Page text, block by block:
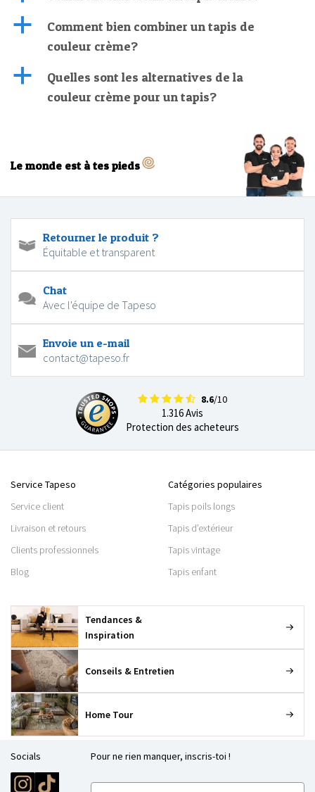
a
Comment bien combiner un tapis de
couleur crème?
a
​​Quelles sont les alternatives de la
couleur crème pour un tapis?
Le monde est à tes pieds
Retourner le produit ?
Équitable et transparent
Chat
Avec l'équipe de Tapeso
Envoie un e-mail
contact@tapeso.fr
8.6/10
1.316 Avis
Protection des acheteurs
Service Tapeso
Service client
Livraison et retours
Clients professionnels
Blog
Catégories populaires
Tapis poils longs
Tapis d’extérieur
Tapis vintage
Tapis enfant
Tendances &
Inspiration
Conseils & Entretien
Home Tour
Socials Pour ne rien manquer, inscris-toi !